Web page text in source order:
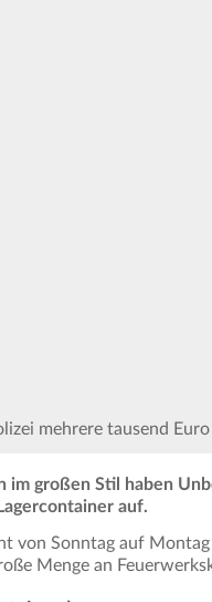
mehrere tausend
im großen Stil haben
auf.
von Sonntag auf
Menge an